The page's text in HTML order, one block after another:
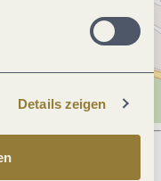
Details zeigen